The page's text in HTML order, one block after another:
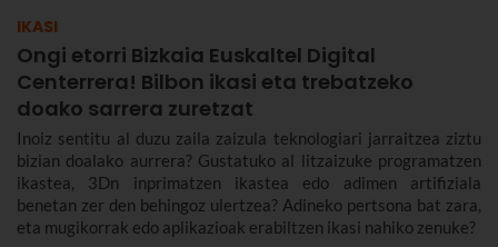
IKASI
Ongi etorri Bizkaia Euskaltel Digital
Centerrera! Bilbon ikasi eta trebatzeko
doako sarrera zuretzat
Inoiz sentitu al duzu zaila zaizula teknologiari jarraitzea ziztu
bizian doalako aurrera? Gustatuko al litzaizuke programatzen
ikastea, 3Dn inprimatzen ikastea edo adimen artifiziala
benetan zer den behingoz ulertzea? Adineko pertsona bat zara,
eta mugikorrak edo aplikazioak erabiltzen ikasi nahiko zenuke?